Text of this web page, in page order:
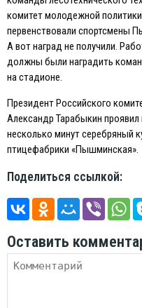
комитет молодежной
первенствовали спортсмены
А вот наград не получили.
должны были наградить
на стадионе.
Президент Российского
Александр Тарабыкин
несколько минут серебряный
птицефабрики «Пышминская».
Поделиться ссылкой:
Оставить